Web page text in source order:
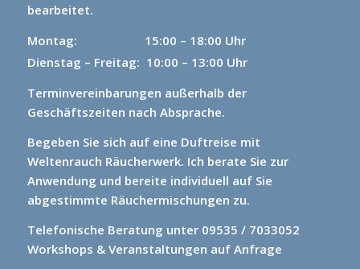
bearbeitet.
Montag: 15:00 – 18:00 Uhr
Dienstag – Freitag: 10:00 – 13:00 Uhr
Terminvereinbarungen außerhalb der
Geschäftszeiten nach Absprache.
Begeben Sie sich auf eine Duftreise mit
Weltenrauch Räucherwerk. Ich berate Sie zur
Anwendung und bereite individuell auf Sie
abgestimmte Räuchermischungen zu.
Telefonische Beratung unter 09535 / 7033052
Workshops & Veranstaltungen auf Anfrage